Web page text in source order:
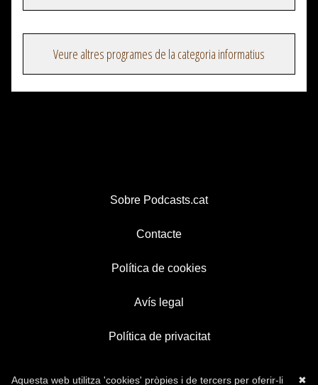
Veure altres programes de la categoria informatius
Sobre Podcasts.cat
Contacte
Política de cookies
Avís legal
Política de privacitat
✖
Aquesta web utilitza 'cookies' pròpies i de tercers per oferir-li